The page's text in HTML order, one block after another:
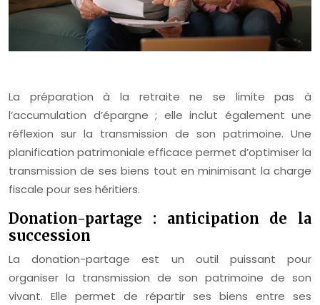
La préparation à la retraite ne se limite pas à
l’accumulation d’épargne ; elle inclut également une
réflexion sur la transmission de son patrimoine. Une
planification patrimoniale efficace permet d’optimiser la
transmission de ses biens tout en minimisant la charge
fiscale pour ses héritiers.
Donation-partage : anticipation de la
succession
La donation-partage est un outil puissant pour
organiser la transmission de son patrimoine de son
vivant. Elle permet de répartir ses biens entre ses